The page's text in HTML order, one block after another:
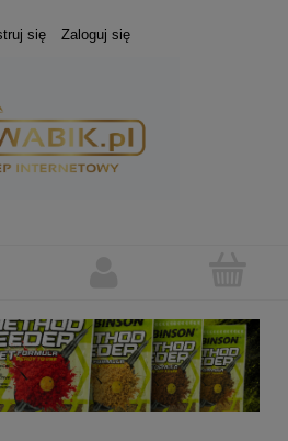
się Zaloguj się